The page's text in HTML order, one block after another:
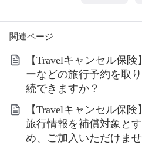
関連ページ
【Travelキャンセル保
ーなどの旅行予約を取
続できますか？
【Travelキャンセル保
旅行情報を補償対象と
め、ご加入いただけま